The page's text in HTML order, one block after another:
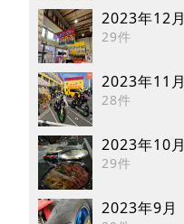
2023年12月
29件
2023年11月
28件
2023年10月
29件
2023年9月